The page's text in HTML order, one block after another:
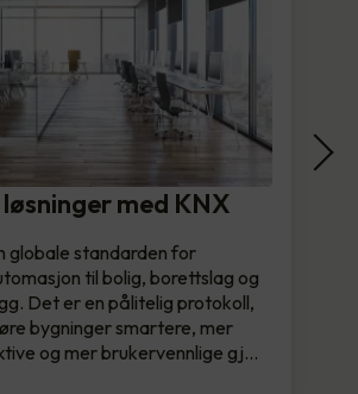
med KNX
globale standarden for
til bolig, borettslag og
Det er en pålitelig protokoll,
bygninger smartere, mer
og mer brukervennlige gj…